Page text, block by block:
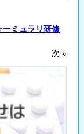
ーミュラリ研修
次 »